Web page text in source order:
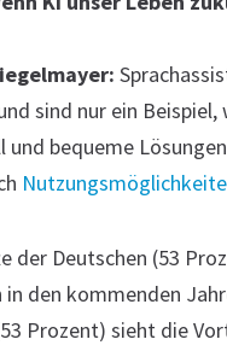
sind nur ein
und bequeme
der Deutschen (53
in den kommenden
Prozent) sieht die